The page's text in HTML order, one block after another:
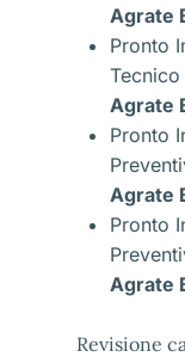
Agrate
Pronto
Tecnico
Agrate
Pronto
Agrate
Pronto
Agrate
Revisione